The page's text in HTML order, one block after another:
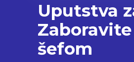
Uputstva
šefom